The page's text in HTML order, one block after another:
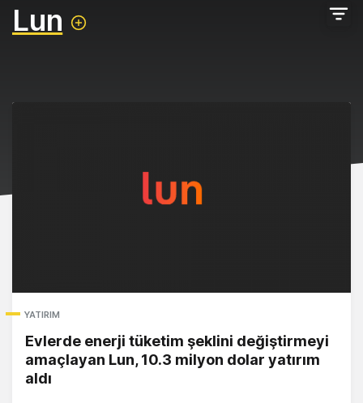
Lun
YATIRIM
Evlerde enerji tüketim şeklini değiştirmeyi
amaçlayan Lun, 10.3 milyon dolar yatırım
aldı